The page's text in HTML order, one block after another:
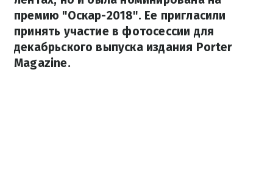
премию "Оскар-2018". Ее пригласили
принять участие в фотосессии для
декабрьского выпуска издания Porter
Magazine.